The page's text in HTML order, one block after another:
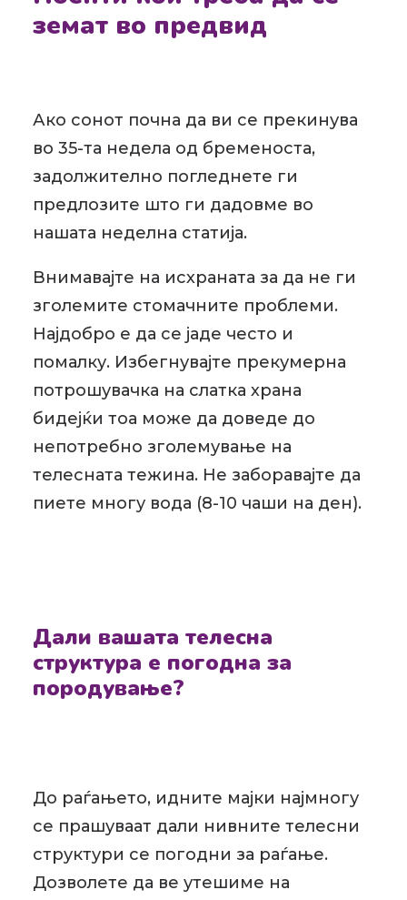
земат во предвид
Ако сонот почна да ви се прекинува
во 35-та недела од бременоста,
задолжително погледнете ги
предлозите што ги дадовме во
нашата неделна статија.
Внимавајте на исхраната за да не ги
зголемите стомачните проблеми.
Најдобро е да се јаде често и
помалку. Избегнувајте прекумерна
потрошувачка на слатка храна
бидејќи тоа може да доведе до
непотребно зголемување на
телесната тежина. Не заборавајте да
пиете многу вода (8-10 чаши на ден).
Дали вашата телесна
структура е погодна за
породување?
До раѓањето, идните мајки најмногу
се прашуваат дали нивните телесни
структури се погодни за раѓање.
Дозволете да ве утешиме на